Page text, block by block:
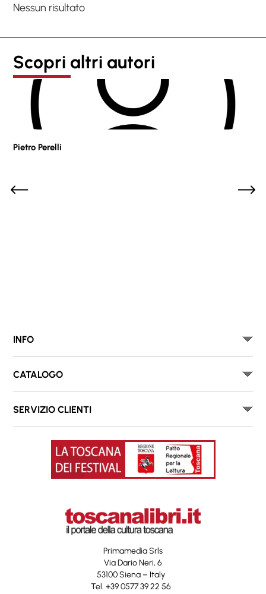
Nessun risultato
Scopri altri autori
Pietro Perelli
INFO
CATALOGO
SERVIZIO CLIENTI
Primamedia Srls
Via Dario Neri, 6
53100 Siena – Italy
Tel. +39 0577 39 22 56